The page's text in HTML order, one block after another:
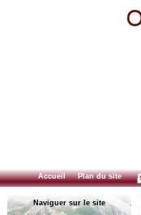
Accueil Plan du site
Naviguer sur le site